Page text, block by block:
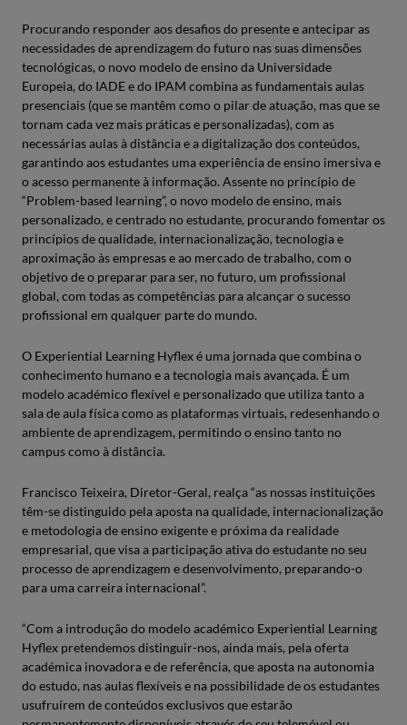
Procurando responder aos desafios do presente e antecipar as
necessidades de aprendizagem do futuro nas suas dimensões
tecnológicas, o novo modelo de ensino da Universidade
Europeia, do IADE e do IPAM combina as fundamentais aulas
presenciais (que se mantêm como o pilar de atuação, mas que se
tornam cada vez mais práticas e personalizadas), com as
necessárias aulas à distância e a digitalização dos conteúdos,
garantindo aos estudantes uma experiência de ensino imersiva e
o acesso permanente à informação. Assente no princípio de
“Problem-based learning”, o novo modelo de ensino, mais
personalizado, e centrado no estudante, procurando fomentar os
princípios de qualidade, internacionalização, tecnologia e
aproximação às empresas e ao mercado de trabalho, com o
objetivo de o preparar para ser, no futuro, um profissional
global, com todas as competências para alcançar o sucesso
profissional em qualquer parte do mundo.
O Experiential Learning Hyflex é uma jornada que combina o
conhecimento humano e a tecnologia mais avançada. É um
modelo académico flexível e personalizado que utiliza tanto a
sala de aula física como as plataformas virtuais, redesenhando o
ambiente de aprendizagem, permitindo o ensino tanto no
campus como à distância.
Francisco Teixeira, Diretor-Geral, realça “as nossas instituições
têm-se distinguido pela aposta na qualidade, internacionalização
e metodologia de ensino exigente e próxima da realidade
empresarial, que visa a participação ativa do estudante no seu
processo de aprendizagem e desenvolvimento, preparando-o
para uma carreira internacional”.
“Com a introdução do modelo académico Experiential Learning
Hyflex pretendemos distinguir-nos, ainda mais, pela oferta
académica inovadora e de referência, que aposta na autonomia
do estudo, nas aulas flexíveis e na possibilidade de os estudantes
usufruírem de conteúdos exclusivos que estarão